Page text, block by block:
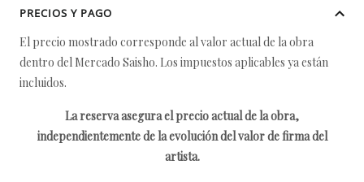
PRECIOS Y PAGO
El precio mostrado corresponde al valor actual de la obra
dentro del Mercado Saisho. Los impuestos aplicables ya están
incluidos.
La reserva asegura el precio actual de la obra,
independientemente de la evolución del valor de firma del
artista.